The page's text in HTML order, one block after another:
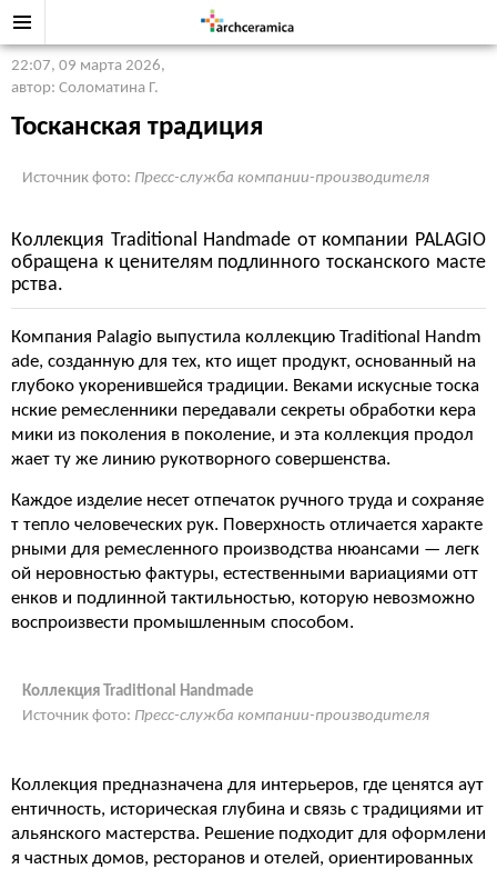
22:07, 09 марта 2026,
автор: Соломатина Г.
Тосканская традиция
Источник фото: Пресс-служба компании-производителя
Коллекция Traditional Handmade от компании PALAGIO
обращена к ценителям подлинного тосканского масте
рства.
Компания Palagio выпустила коллекцию Traditional Handm
ade, созданную для тех, кто ищет продукт, основанный на
глубоко укоренившейся традиции. Веками искусные тоска
нские ремесленники передавали секреты обработки кера
мики из поколения в поколение, и эта коллекция продол
жает ту же линию рукотворного совершенства.
Каждое изделие несет отпечаток ручного труда и сохраняе
т тепло человеческих рук. Поверхность отличается характе
рными для ремесленного производства нюансами — легк
ой неровностью фактуры, естественными вариациями отт
енков и подлинной тактильностью, которую невозможно
воспроизвести промышленным способом.
Коллекция Traditional Handmade
Источник фото: Пресс-служба компании-производителя
Коллекция предназначена для интерьеров, где ценятся аут
ентичность, историческая глубина и связь с традициями ит
альянского мастерства. Решение подходит для оформлени
я частных домов, ресторанов и отелей, ориентированных